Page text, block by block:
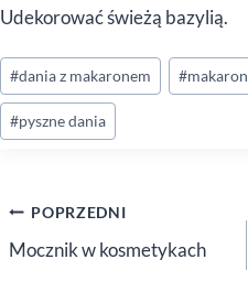
Udekorować świeżą bazylią.
Tagi
wpisu:
#dania z makaronem #makaron
#pyszne dania
Nawigacja
wpisu
POPRZEDNI
Mocznik w kosmetykach